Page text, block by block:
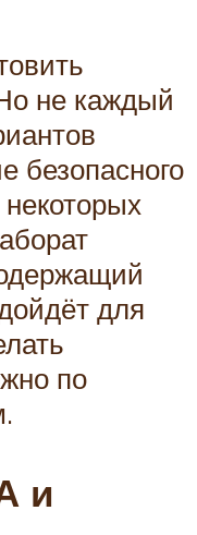
не каждый
безопасного
для
по
и